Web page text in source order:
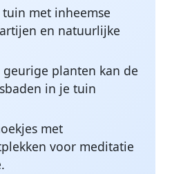
met inheemse
en natuurlijke
planten kan de
in je tuin
met
voor meditatie